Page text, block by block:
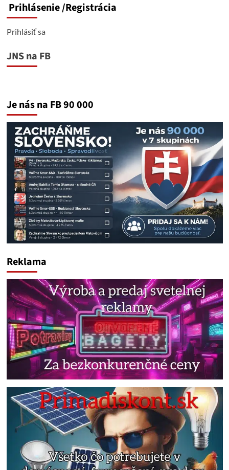
Prihlásenie/Registrácia
Prihlásiť sa
JNS na FB
Je nás na FB 90 000
Reklama